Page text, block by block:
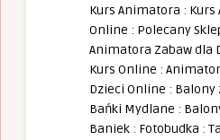
Kurs Animatora : Kurs
Online : Polecany
Animatora Zabaw dla
Kurs Online :
Dzieci Online : Balony
Bańki Mydlane :
Baniek : Fotobudka :